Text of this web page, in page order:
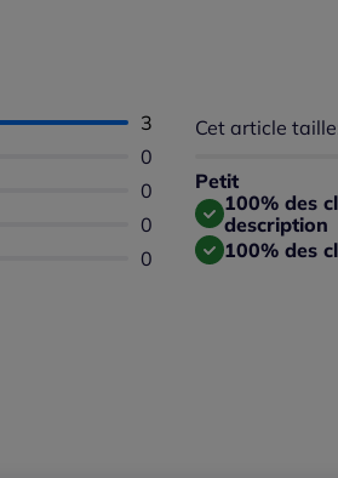
Nombre d'avis :
3
Aucun avis disponible
0
Aucun avis disponible
0
Aucun avis disponible
0
Aucun avis disponible
0
Cet article
Petit
Répartition du
Taille
100% des
description
100% des